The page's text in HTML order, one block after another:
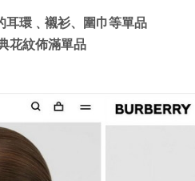
環﹑襯衫、圍巾等單品
花紋佈滿單品